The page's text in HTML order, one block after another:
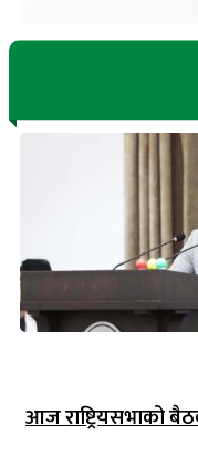
आज राष्ट्रियसभाको